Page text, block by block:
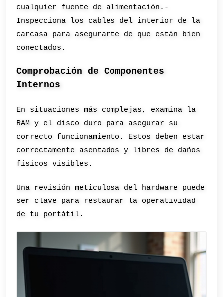
cualquier fuente de alimentación.-
Inspecciona los cables del interior de la
carcasa para asegurarte de que están bien
conectados.
Comprobación de Componentes
Internos
En situaciones más complejas, examina la
RAM y el disco duro para asegurar su
correcto funcionamiento. Estos deben estar
correctamente asentados y libres de daños
físicos visibles.
Una revisión meticulosa del hardware puede
ser clave para restaurar la operatividad
de tu portátil.